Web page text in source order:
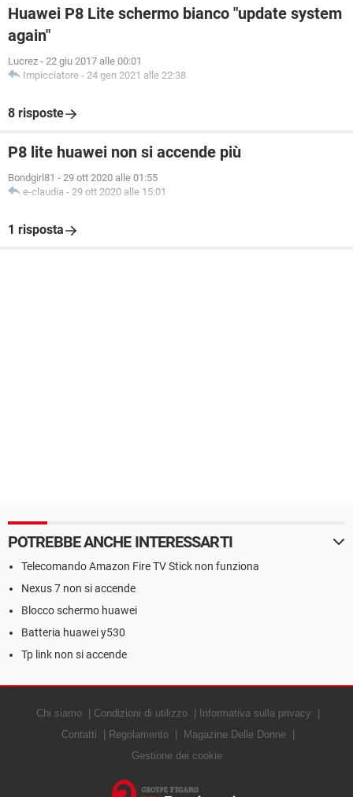
Huawei P8 Lite schermo bianco "update system
again"
Lucrez - 22 giu 2017 alle 00:01
Impicciatore - 24 gen 2021 alle 22:38
8 risposte
P8 lite huawei non si accende più
Bondgirl81 - 29 ott 2020 alle 01:55
e-claudia - 29 ott 2020 alle 15:01
1 risposta
POTREBBE ANCHE INTERESSARTI
Telecomando Amazon Fire TV Stick non funziona
Nexus 7 non si accende
Blocco schermo huawei
Batteria huawei y530
Tp link non si accende
Chi siamo Condizioni di utilizzo
Informativa sulla privacy
Contatti
Regolamento
Magazine Delle Donne
Gestione dei cookie